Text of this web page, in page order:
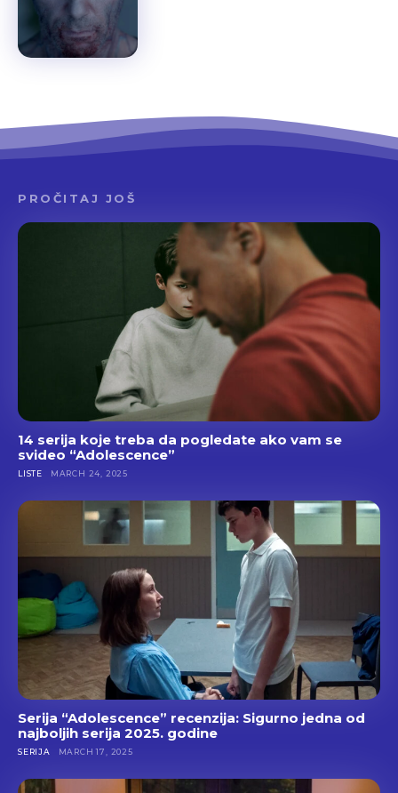
PROČITAJ JOŠ
14 serija koje treba da pogledate ako vam se
svideo “Adolescence”
LISTE MARCH 24, 2025
Serija “Adolescence” recenzija: Sigurno jedna od
najboljih serija 2025. godine
SERIJA MARCH 17, 2025